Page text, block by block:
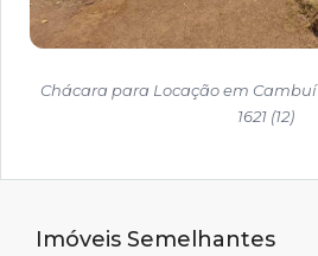
Chácara para Locação em Cambuí
1621 (12)
Imóveis Semelhantes